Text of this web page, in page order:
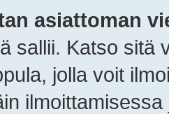
asiattoman
sallii. Katso sitä
jolla voit